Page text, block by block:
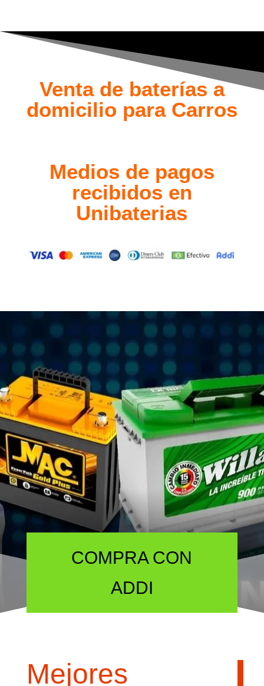
Venta de baterías a
domicilio para Carros
Medios de pagos
recibidos en
Unibaterias
FINANCIAMIENTO
COMPRA CON
ADDI
Mejores